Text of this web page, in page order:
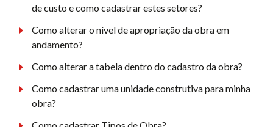
de custo e como cadastrar estes setores?
Como alterar o nível de apropriação da obra em
andamento?
Como alterar a tabela dentro do cadastro da obra?
Como cadastrar uma unidade construtiva para minha
obra?